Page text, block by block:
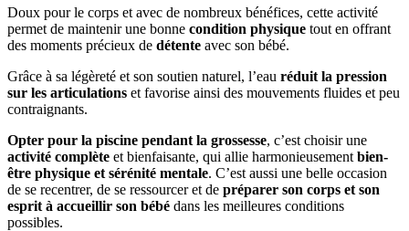
Doux pour le corps et avec de nombreux bénéfices, cette activité
permet de maintenir une bonne condition physique tout en offrant
des moments précieux de détente avec son bébé.
Grâce à sa légèreté et son soutien naturel, l’eau réduit la pression
sur les articulations et favorise ainsi des mouvements fluides et peu
contraignants.
Opter pour la piscine pendant la grossesse, c’est choisir une
activité complète et bienfaisante, qui allie harmonieusement bien-
être physique et sérénité mentale. C’est aussi une belle occasion
de se recentrer, de se ressourcer et de préparer son corps et son
esprit à accueillir son bébé dans les meilleures conditions
possibles.